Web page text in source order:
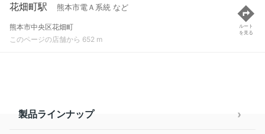
花畑町駅 熊本市電Ａ系統 など
熊本市中央区花畑町
このページの店舗から 652 m
ルート
を見る
製品ラインナップ